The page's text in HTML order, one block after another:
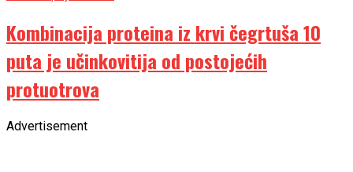
Kombinacija proteina iz krvi čegrtuša 10
puta je učinkovitija od postojećih
protuotrova
Advertisement